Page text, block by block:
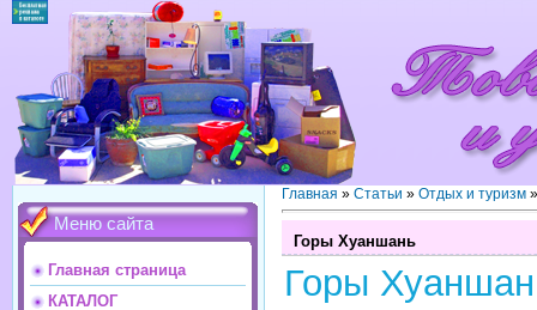
Меню сайта
Главная страница
КАТАЛОГ
Главная » Статьи » Отдых и туризм
Горы Хуаншань
Горы